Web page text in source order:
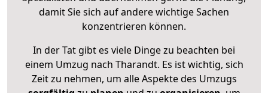
damit Sie sich auf andere wichtige Sachen
konzentrieren können.
In der Tat gibt es viele Dinge zu beachten bei
einem Umzug nach Tharandt. Es ist wichtig, sich
Zeit zu nehmen, um alle Aspekte des Umzugs